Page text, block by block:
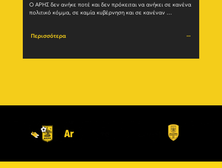
Ο ΑΡΗΣ δεν ανήκε ποτέ και δεν πρόκειται να ανήκει σε κανένα
πολιτικό κόμμα, σε καμία κυβέρνηση και σε κανέναν
Περισσότερα